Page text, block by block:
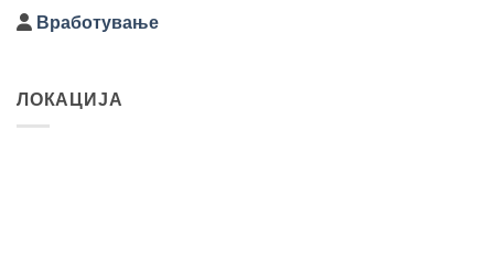
Вработување
ЛОКАЦИЈА